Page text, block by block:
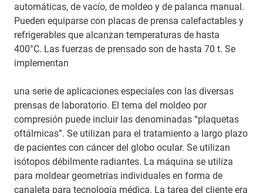
automáticas, de vacío, de moldeo y de palanca manual.
Pueden equiparse con placas de prensa calefactables y
refrigerables que alcanzan temperaturas de hasta
400°C. Las fuerzas de prensado son de hasta 70 t. Se
implementan
una serie de aplicaciones especiales con las diversas
prensas de laboratorio. El tema del moldeo por
compresión puede incluir las denominadas “plaquetas
oftálmicas”. Se utilizan para el tratamiento a largo plazo
de pacientes con cáncer del globo ocular. Se utilizan
isótopos débilmente radiantes. La máquina se utiliza
para moldear geometrías individuales en forma de
canaleta para tecnología médica. La tarea del cliente era